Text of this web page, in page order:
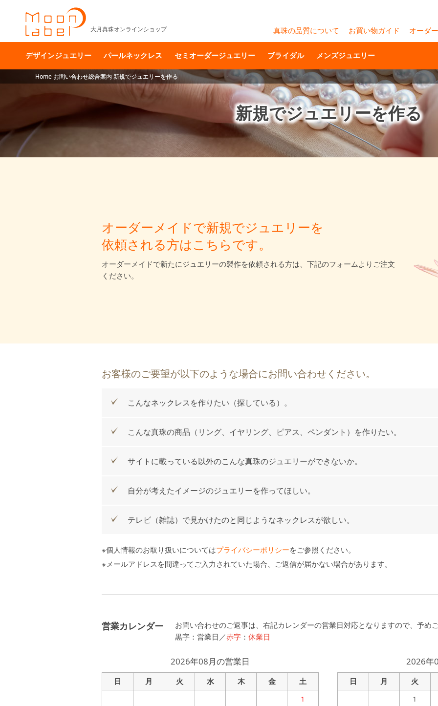
大月真珠オンラインショップ 真珠の品質について お買い物ガイド オーダ
デザインジュエリー パールネックレス セミオーダージュエリー ブライダル メンズジュエリー
Home お問い合わせ総合案内 新規でジュエリーを作る
Home お問い合わせ総合案内 新規でジュエリーを作る
新規でジュエリーを作る
オーダーメイドで新規でジュエリーを
依頼される方はこちらです。
オーダーメイドで新たにジュエリーの製作を依頼される方は、下記のフォームよりご注文
ください。
お客様のご要望が以下のような場合にお問い合わせください。
こんなネックレスを作りたい（探している）。
こんな真珠の商品（リング、イヤリング、ピアス、ペンダント）を作りたい。
サイトに載っている以外のこんな真珠のジュエリーができないか。
自分が考えたイメージのジュエリーを作ってほしい。
テレビ（雑誌）で見かけたのと同じようなネックレスが欲しい。
※個人情報のお取り扱いについてはプライバシーポリシーをご参照ください。
※メールアドレスを間違ってご入力されていた場合、ご返信が届かない場合があります。
営業カレンダー
お問い合わせのご返事は、右記カレンダーの営業日対応となりますので、予めご
黒字：営業日／赤字 ： 休業日
2026年08月の営業日
日 月 火 水 木 金 土
1
2026年
日 月 火
1